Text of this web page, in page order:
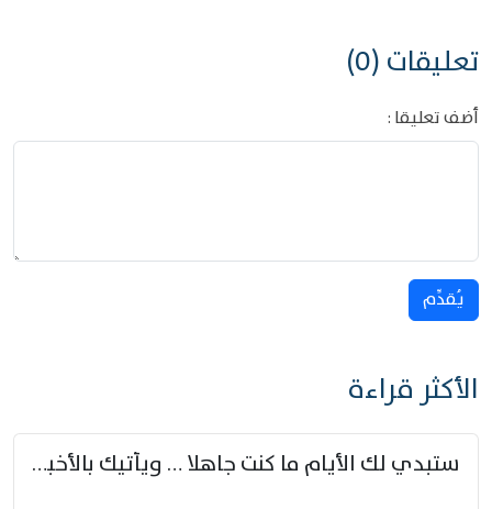
تعليقات (0)
أضف تعليقا :
يُقدِّم
الأكثر قراءة
ستبدي لك الأيام ما كنت جاهلا … ويأتيك بالأخبار من لم تزوّد